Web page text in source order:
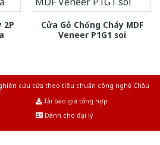
2P
Cửa Gỗ Chống Cháy MDF
Veneer P1G1 soi
cứu cửa theo tiêu chuẩn công nghệ Châu
Tải báo giá tổng hợp
Dành cho đại lý